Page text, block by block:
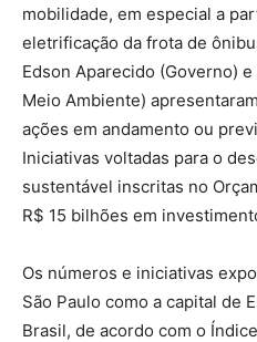
mobilidade, em especial a
eletrificação da frota de
Edson Aparecido (Governo)
Meio Ambiente)
ações em andamento ou
Iniciativas voltadas para o
sustentável inscritas no
R$ 15 bilhões em
Os números e iniciativas
São Paulo como a capital de
Brasil, de acordo com o